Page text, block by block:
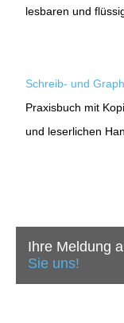
lesbaren und
Schreib- und
Praxisbuch mit
und leserlichen
Ihre Meldung
Sie uns!